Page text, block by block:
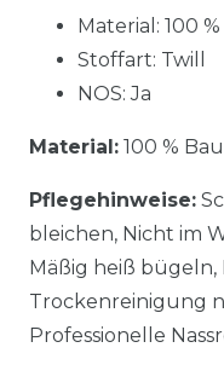
Material: 100
Stoffart: Twill
NOS: Ja
Material: 100 %
Pflegehinweise:
bleichen, Nicht im
Mäßig heiß bügeln,
Trockenreinigung
Professionelle